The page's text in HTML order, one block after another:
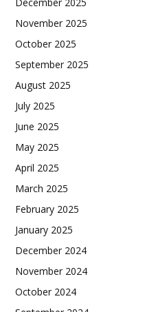
November 2025
October 2025
September 2025
August 2025
July 2025
June 2025
May 2025
April 2025
March 2025
February 2025
January 2025
December 2024
November 2024
October 2024